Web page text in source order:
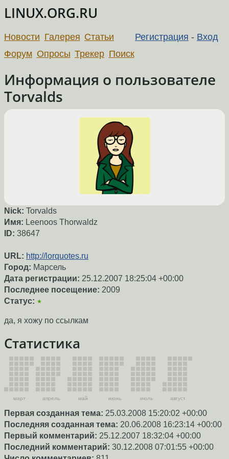
LINUX.ORG.RU
Регистрация - Вход
Новости Галерея Статьи
Форум Опросы Трекер Поиск
Информация о пользователе
Torvalds
Nick: Torvalds
Имя: Leenoos Thorwaldz
ID: 38647
URL: http://lorquotes.ru
Город: Марсель
Дата регистрации: 25.12.2007 18:25:04 +00:00
Последнее посещение: 2009
Статус: ★
да, я хожу по ссылкам
Статистика
март апрель май июнь июль август
Первая созданная тема: 25.03.2008 15:20:02 +00:00
Последняя созданная тема: 20.06.2008 16:23:14 +00:00
Первый комментарий: 25.12.2007 18:32:04 +00:00
Последний комментарий: 30.12.2008 07:01:55 +00:00